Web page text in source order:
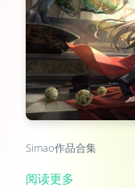
Simao作品合集
阅读更多